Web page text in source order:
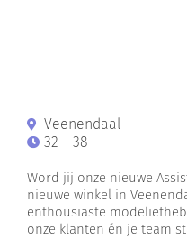
Veenendaal
32 - 38
Word jij onze nieuwe
nieuwe winkel in
enthousiaste
onze klanten én je team